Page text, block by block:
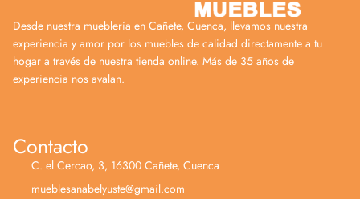
Desde nuestra mueblería en Cañete, Cuenca, llevamos nuestra
experiencia y amor por los muebles de calidad directamente a tu
hogar a través de nuestra tienda online. Más de 35 años de
experiencia nos avalan.
Contacto
C. el Cercao, 3, 16300 Cañete, Cuenca
mueblesanabelyuste@gmail.com